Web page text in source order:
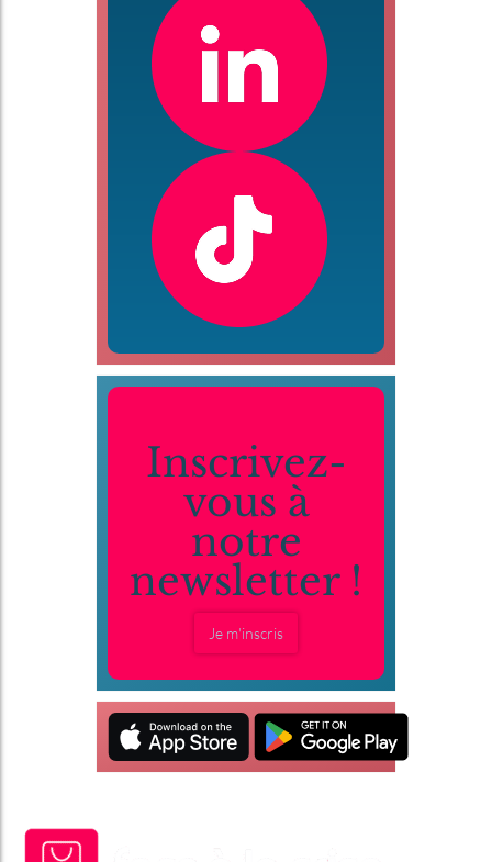
Inscrivez-
vous à
notre
newsletter !
Je m'inscris